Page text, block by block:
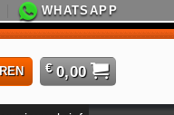
WHATSAPP
€ 0,00